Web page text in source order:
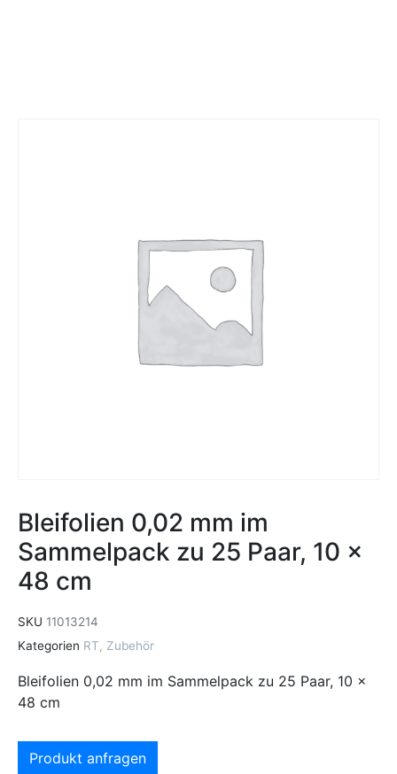
Bleifolien 0,02 mm im
Sammelpack zu 25 Paar, 10 x
48 cm
SKU 11013214
Kategorien RT, Zubehör
Bleifolien 0,02 mm im Sammelpack zu 25 Paar, 10 x
48 cm
Produkt anfragen